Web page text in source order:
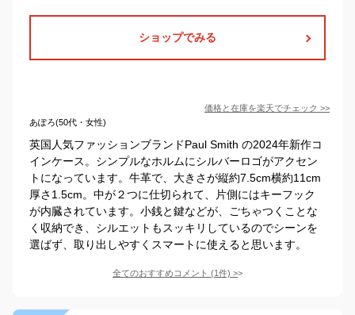
ショップでみる
価格と在庫を楽天でチェック >>
あぽろ(50代・女性)
英国人気ファッションブランドPaul Smith の2024年新作コ
インケース。シンプルなホルムにシルバーロゴがアクセン
トになっています。牛革で、大きさが縦約7.5cm横約11cm
厚さ1.5cm。中が２つに仕切られて、片側にはキーフック
が内臓されています。小銭と鍵などが、ごちゃつくことな
く収納でき、シルエットもスッキリしているのでシーンを
選ばず、取り出しやすくスマートに使えると思います。
全てのおすすめコメント (1件) >